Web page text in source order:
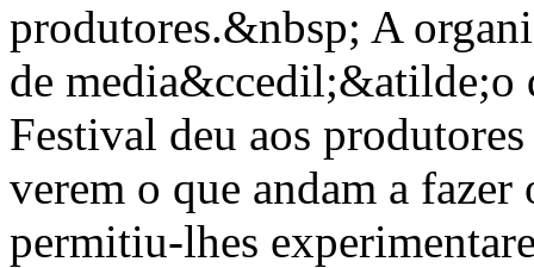
produtores.&nbsp; A
de media&ccedil;&atilde;o
Festival deu aos
verem o que andam a
permitiu-lhes